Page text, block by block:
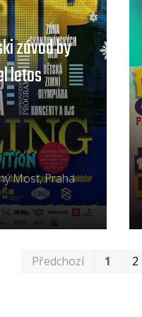
závod by
letos
Most, Praha
Předchozí 1 2